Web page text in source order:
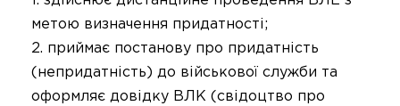
метою визначення придатності;
приймає постанову про придатність
(непридатність) до військової служби та
оформляє довідку ВЛК (свідоцтво про